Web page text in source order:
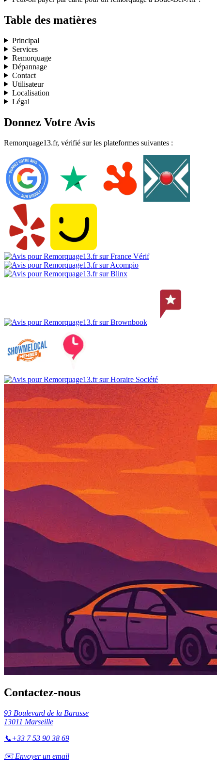
Table des matières
Principal
Services
Remorquage
Dépannage
Contact
Utilisateur
Localisation
Légal
Donnez Votre Avis
Remorquage13.fr, vérifié sur les plateformes suivantes :
Contactez-nous
93 Boulevard de la Barasse
13011 Marseille
📞+33 7 53 90 38 69
✉️ Envoyer un email